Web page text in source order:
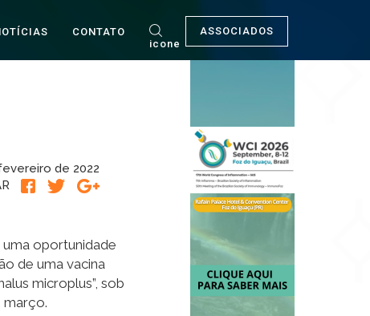
CONTATO
icone
ASSOCIADOS
de 2022
oportunidade
de uma vacina
microplus”, sob
março.